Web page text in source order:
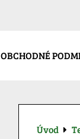
OBCHODNÉ
Úvod